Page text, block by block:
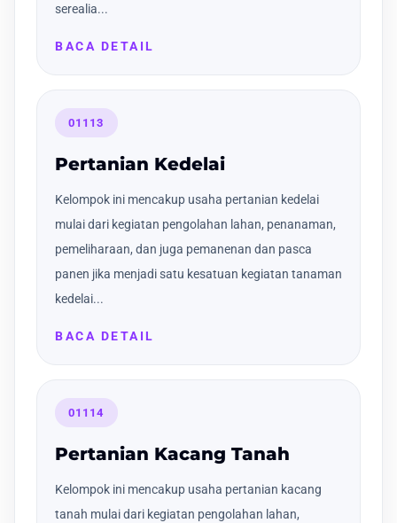
serealia...
BACA DETAIL
01113
Pertanian Kedelai
Kelompok ini mencakup usaha pertanian kedelai
mulai dari kegiatan pengolahan lahan, penanaman,
pemeliharaan, dan juga pemanenan dan pasca
panen jika menjadi satu kesatuan kegiatan tanaman
kedelai...
BACA DETAIL
01114
Pertanian Kacang Tanah
Kelompok ini mencakup usaha pertanian kacang
tanah mulai dari kegiatan pengolahan lahan,